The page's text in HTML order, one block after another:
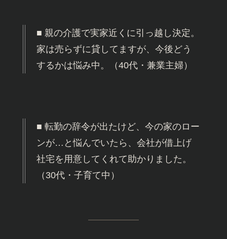
■ 親の介護で実家近くに引っ越し決定。
家は売らずに貸してますが、今後どう
するかは悩み中。（40代・兼業主婦）
■ 転勤の辞令が出たけど、今の家のロー
ンが…と悩んでいたら、会社が借上げ
社宅を用意してくれて助かりました。
（30代・子育て中）